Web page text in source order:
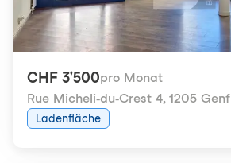
CHF 3'500pro Monat
Rue Micheli-du-Crest 4, 1205 Genf
Ladenfläche